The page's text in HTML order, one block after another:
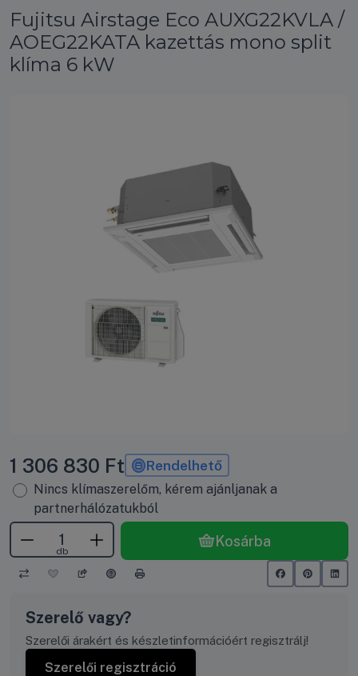
Fujitsu Airstage Eco AUXG22KVLA /
AOEG22KATA kazettás mono split
klíma 6 kW
1 306 830 Ft Rendelhető
Nincs klímaszerelőm, kérem ajánljanak a
partnerhálózatukból
db
Kosárba
Szerelő vagy?
Szerelői árakért és készletinformációért regisztrálj!
Szerelői regisztráció